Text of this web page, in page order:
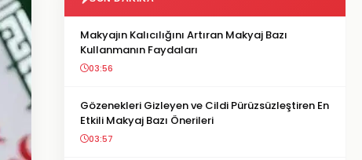
Makyajın Kalıcılığını Artıran Makyaj Bazı
Kullanmanın Faydaları
03:56
Gözenekleri Gizleyen ve Cildi Pürüzsüzleştiren En
Etkili Makyaj Bazı Önerileri
03:57